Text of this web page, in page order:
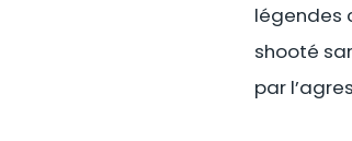
légendes
shooté
par